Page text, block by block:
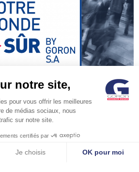
notre site,
pour vous offrir les meilleures
de médias sociaux, nous
sur notre site.
certifiés par
Je choisis
OK pour moi